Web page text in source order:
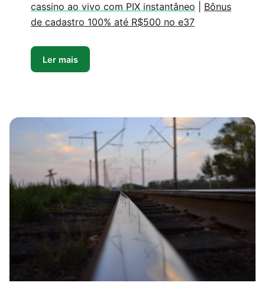
cassino ao vivo com PIX instantâneo
Bônus
de cadastro 100% até R$500 no e37
Ler mais